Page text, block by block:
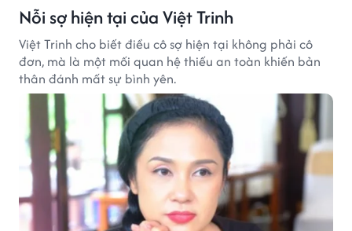
Nỗi sợ hiện tại của Việt Trinh
Việt Trinh cho biết điều cô sợ hiện tại không phải cô
đơn, mà là một mối quan hệ thiếu an toàn khiến bản
thân đánh mất sự bình yên.